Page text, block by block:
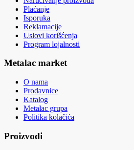
Plaćanje
Isporuka
Reklamacije
Uslovi korišćenja
Program lojalnosti
Metalac market
O nama
Prodavnice
Katalog
Metalac grupa
Politika kolačića
Proizvodi